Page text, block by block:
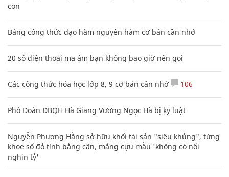
con
Bảng công thức đạo hàm nguyên hàm cơ bản cần nhớ
20 số điện thoại ma ám bạn không bao giờ nên gọi
Các công thức hóa học lớp 8, 9 cơ bản cần nhớ 106
Phó Đoàn ĐBQH Hà Giang Vương Ngọc Hà bị kỷ luật
Nguyễn Phương Hằng sở hữu khối tài sản "siêu khủng", từng
khoe sổ đỏ tính bằng cân, mắng cựu mẫu 'không có nổi
nghìn tỷ'